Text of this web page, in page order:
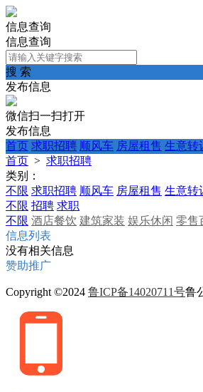
信息查询
信息查询
搜 索
发布信息
微信扫一扫打开
发布信息
首页 求职招聘 顺风车 房屋租售 生意转
首页 > 求职招聘
类别：
不限 求职招聘 顺风车 房屋租售 生意转
不限 招聘 求职
不限 酒店餐饮 建筑家装 娱乐休闲 零售
信息列表
没有相关信息
赞助推广
Copyright ©2024 鲁ICP备14020711号鲁